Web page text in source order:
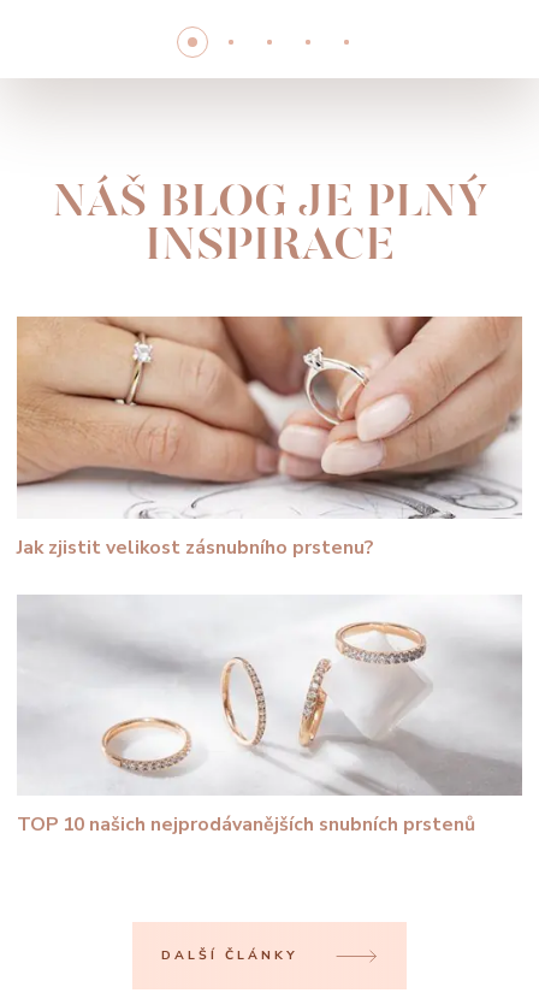
NÁŠ BLOG JE PLNÝ
INSPIRACE
Jak zjistit velikost zásnubního prstenu?
TOP 10 našich nejprodávanějších snubních prstenů
DALŠÍ ČLÁNKY